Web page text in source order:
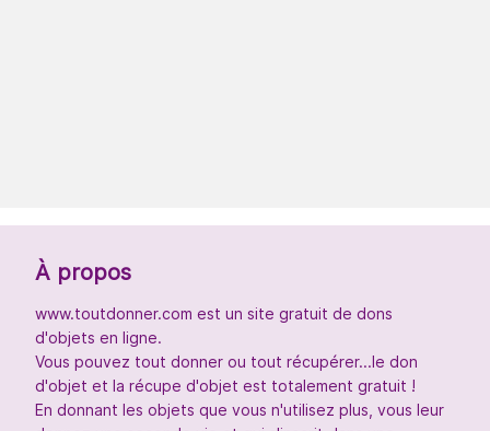
À propos
www.toutdonner.com est un site gratuit de dons
d'objets en ligne.
Vous pouvez tout donner ou tout récupérer...le don
d'objet et la récupe d'objet est totalement gratuit !
En donnant les objets que vous n'utilisez plus, vous leur